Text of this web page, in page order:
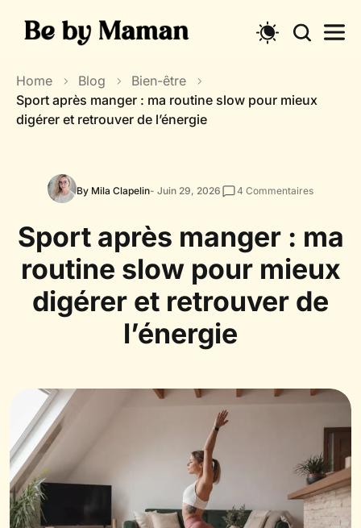
Home Blog
Bien-être
Sport après manger : ma routine slow pour mieux
digérer et retrouver de l’énergie
By Mila Clapelin- Juin 29, 2026 4 Commentaires
Sport après manger : ma
routine slow pour mieux
digérer et retrouver de
l’énergie